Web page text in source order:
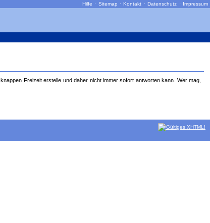
Freizeit erstelle und daher nicht immer sofort antworten kann. Wer mag,
Hilfe · Sitemap · Kontakt · Datenschutz · Impressum